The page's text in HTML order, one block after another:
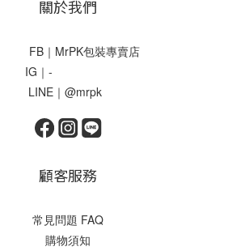
關於我們
FB｜MrPK包裝專賣店
IG｜-
LINE｜@mrpk
顧客服務
常見問題 FAQ
購物須知